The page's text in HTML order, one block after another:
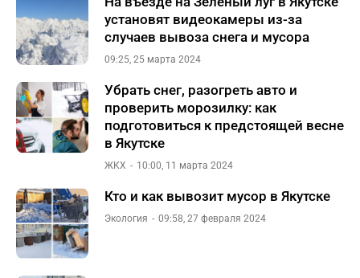
установят видеокамеры из-за
случаев вывоза снега и мусора
09:25, 25 марта 2024
Убрать снег, разогреть авто и
проверить морозилку: как
подготовиться к предстоящей весне
в Якутске
ЖКХ 10:00, 11 марта 2024
Кто и как вывозит мусор в Якутске
Экология 09:58, 27 февраля 2024